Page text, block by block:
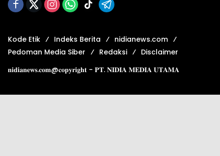
Kode Etik Indeks Berita
nidianews.com
Pedoman Media Siber
Redaksi
Disclaimer
𝐧𝐢𝐝𝐢𝐚𝐧𝐞𝐰𝐬.𝐜𝐨𝐦@𝐜𝐨𝐩𝐲𝐫𝐢𝐠𝐡𝐭 - 𝐏𝐓. 𝐍𝐈𝐃𝐈𝐀 𝐌𝐄𝐃𝐈𝐀 𝐔𝐓𝐀𝐌𝐀